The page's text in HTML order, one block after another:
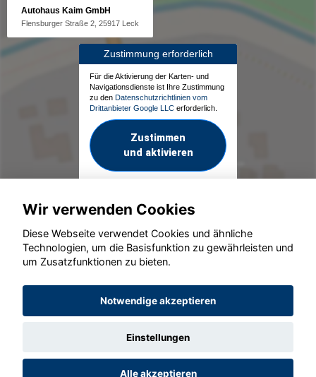
Autohaus Kaim GmbH
Flensburger Straße 2, 25917 Leck
Zustimmung erforderlich
Für die Aktivierung der Karten- und
Navigationsdienste ist Ihre Zustimmung
zu den Datenschutzrichtlinien vom
Drittanbieter Google LLC erforderlich.
Zustimmen
und aktivieren
© konjunkturmotor.de GmbH 2020 - 2026
Wir verwenden Cookies
Diese Webseite verwendet Cookies und ähnliche
Technologien, um die Basisfunktion zu gewährleisten und
um Zusatzfunktionen zu bieten.
Notwendige akzeptieren
Einstellungen
Alle akzeptieren